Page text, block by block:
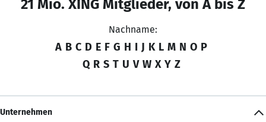
21 Mio. XING Mitglieder, von A bis Z
Nachname:
A B C D E F G H I J K L M N O P
Q R S T U V W X Y Z
Unternehmen